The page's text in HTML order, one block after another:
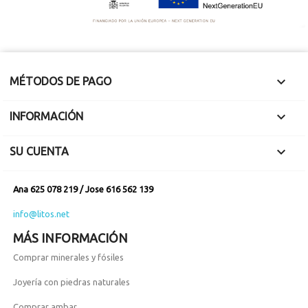
MÉTODOS DE PAGO 
INFORMACIÓN 
SU CUENTA 
Ana 625 078 219 / Jose 616 562 139
info@litos.net
MÁS INFORMACIÓN
Comprar minerales y fósiles
Joyería con piedras naturales